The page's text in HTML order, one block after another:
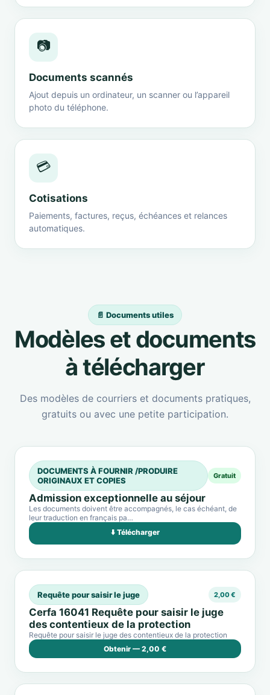
📷
Documents scannés
Ajout depuis un ordinateur, un scanner ou l’appareil
photo du téléphone.
💳
Cotisations
Paiements, factures, reçus, échéances et relances
automatiques.
📄 Documents utiles
Modèles et documents
à télécharger
Des modèles de courriers et documents pratiques,
gratuits ou avec une petite participation.
DOCUMENTS À FOURNIR /PRODUIRE
ORIGINAUX ET COPIES
Gratuit
Admission exceptionnelle au séjour
Les documents doivent être accompagnés, le cas échéant, de
leur traduction en français pa…
⬇️ Télécharger
Requête pour saisir le juge 2,00 €
Cerfa 16041 Requête pour saisir le juge
des contentieux de la protection
Requête pour saisir le juge des contentieux de la protection
Obtenir — 2,00 €